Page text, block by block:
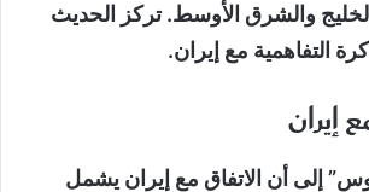
والشرق الأوسط. تركز الحديث
التفاهمية مع إيران.
إيران
إلى أن الاتفاق مع إيران يشمل